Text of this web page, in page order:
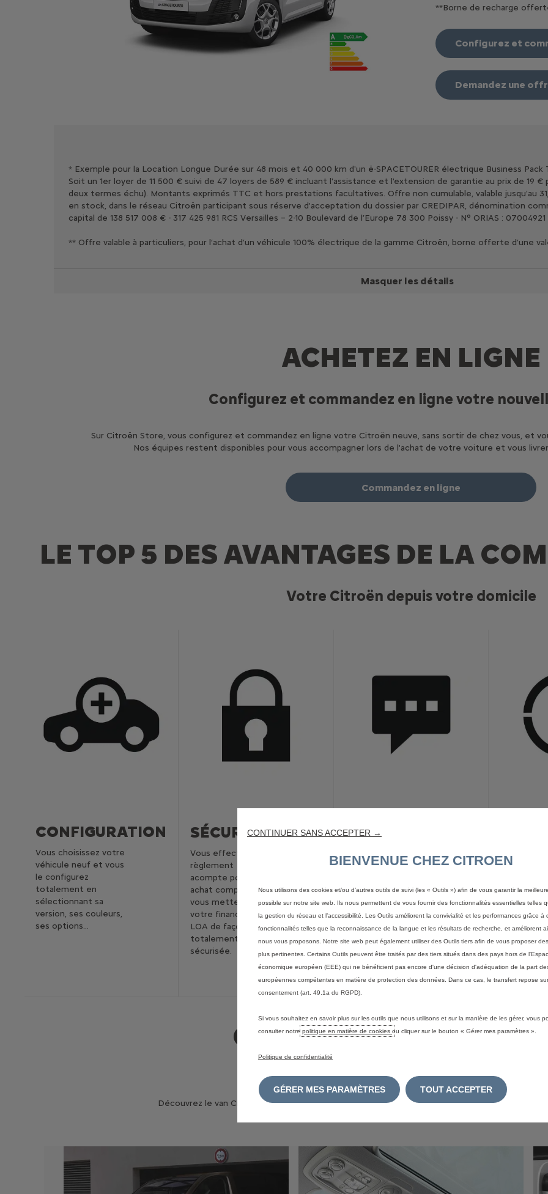
**Borne de recharge
Configurez et
Demandez une
* Exemple pour la Location Longue Durée sur 48 mois et 40 000 km d'un ë-SPACETOURER électrique Business
Soit un 1er loyer de 11 500 € suivi de 47 loyers de 589 € incluant l'assistance et l'extension de garantie au prix de 19
deux termes échu). Montants exprimés TTC et hors prestations facultatives. Offre non cumulable, valable jusqu'au
en stock, dans le réseau Citroën participant sous réserve d'acceptation du dossier par CREDIPAR, dénomination
capital de 138 517 008 € - 317 425 981 RCS Versailles – 2-10 Boulevard de l’Europe 78 300 Poissy - N° ORIAS :
** Offre valable à particuliers, pour l’achat d’un véhicule 100% électrique de la gamme Citroën, borne offerte d’une
Masquer les détails
ACHETEZ EN LIGNE
Configurez et commandez en ligne votre
Sur Citroën Store, vous configurez et commandez en ligne votre Citroën neuve, sans sortir de chez vous, et
Nos équipes restent disponibles pour vous accompagner lors de l'achat de votre voiture et vous
Commandez en ligne
LE TOP 5 DES AVANTAGES DE LA
Votre Citroën depuis votre domicile
CONFIGURATION
Vous choisissez votre
véhicule neuf et vous
le configurez
totalement en
sélectionnant sa
version, ses couleurs,
ses options…
SÉCURITÉ
Vous effectuez le
règlement de votre
acompte pour un
achat comptant ou
vous mettez en place
votre financement en
LOA de façon
totalement
sécurisée.
ACCOMPAGNEMENT
chat ou par téléphone
commerciaux pour
toute question. Ils
vous accompagnent à
tout moment lors de
votre parcours
d'achat.
commande
votre
tablette ou
CITROËN Ë-
Découvrez le van Citroën ë-SpaceTourer qui vous séduira par son confort, sa modularité sa
CONTINUER SANS ACCEPTER →
BIENVENUE CHEZ CITROEN
Nous utilisons des cookies et/ou d’autres outils de suivi (les « Outils ») afin de vous garantir la
possible sur notre site web. Ils nous permettent de vous fournir des fonctionnalités essentielles telles
la gestion du réseau et l’accessibilité. Les Outils améliorent la convivialité et les performances grâce à
fonctionnalités telles que la reconnaissance de la langue et les résultats de recherche, et améliorent
nous vous proposons. Notre site web peut également utiliser des Outils tiers afin de vous proposer
plus pertinentes. Certains Outils peuvent être traités par des tiers situés dans des pays hors de
économique européen (EEE) qui ne bénéficient pas encore d'une décision d'adéquation de la part
européennes compétentes en matière de protection des données. Dans ce cas, le transfert repose
consentement (art. 49.1a du RGPD).
Si vous souhaitez en savoir plus sur les outils que nous utilisons et sur la manière de les gérer, vous
consulter notre politique en matière de cookies ou cliquer sur le bouton « Gérer mes paramètres ».
Politique de confidentialité
GÉRER MES PARAMÈTRES TOUT ACCEPTER